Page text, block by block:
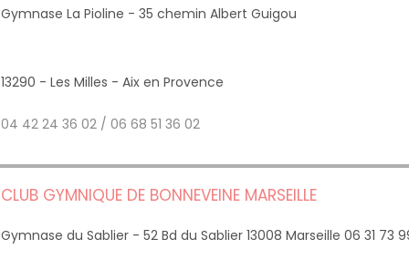
Gymnase La Pioline - 35 chemin Albert Guigou
13290 - Les Milles - Aix en Provence
04 42 24 36 02 / 06 68 51 36 02
CLUB GYMNIQUE DE BONNEVEINE MARSEILLE
Gymnase du Sablier - 52 Bd du Sablier 13008 Marseille 06 31 73